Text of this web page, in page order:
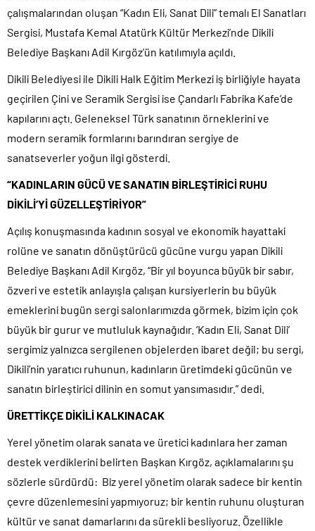
çalışmalarından oluşan “Kadın Eli, Sanat Dili” temalı El Sanatları
Sergisi, Mustafa Kemal Atatürk Kültür Merkezi’nde Dikili
Belediye Başkanı Adil Kırgöz’ün katılımıyla açıldı.
Dikili Belediyesi ile Dikili Halk Eğitim Merkezi iş birliğiyle hayata
geçirilen Çini ve Seramik Sergisi ise Çandarlı Fabrika Kafe’de
kapılarını açtı. Geleneksel Türk sanatının örneklerini ve
modern seramik formlarını barındıran sergiye de
sanatseverler yoğun ilgi gösterdi.
“KADINLARIN GÜCÜ VE SANATIN BİRLEŞTİRİCİ RUHU
DİKİLİ’Yİ GÜZELLEŞTİRİYOR”
Açılış konuşmasında kadının sosyal ve ekonomik hayattaki
rolüne ve sanatın dönüştürücü gücüne vurgu yapan Dikili
Belediye Başkanı Adil Kırgöz, “Bir yıl boyunca büyük bir sabır,
özveri ve estetik anlayışla çalışan kursiyerlerin bu büyük
emeklerini bugün sergi salonlarımızda görmek, bizim için çok
büyük bir gurur ve mutluluk kaynağıdır. ‘Kadın Eli, Sanat Dili’
sergimiz yalnızca sergilenen objelerden ibaret değil; bu sergi,
Dikili’nin yaratıcı ruhunun, kadınların üretimdeki gücünün ve
sanatın birleştirici dilinin en somut yansımasıdır.” dedi.
ÜRETTİKÇE DİKİLİ KALKINACAK
Yerel yönetim olarak sanata ve üretici kadınlara her zaman
destek verdiklerini belirten Başkan Kırgöz, açıklamalarını şu
sözlerle sürdürdü: Biz yerel yönetim olarak sadece bir kentin
çevre düzenlemesini yapmıyoruz; bir kentin ruhunu oluşturan
kültür ve sanat damarlarını da sürekli besliyoruz. Özellikle